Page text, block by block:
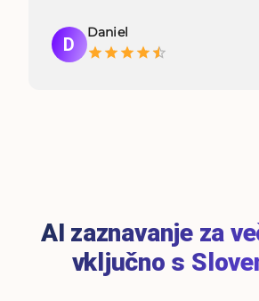
D
Daniel
AI zaznavanje za
vključno s